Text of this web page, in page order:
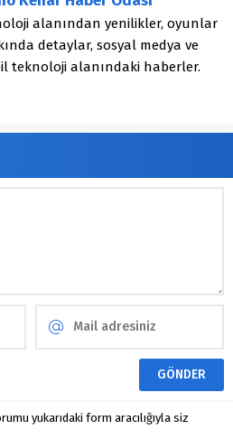
alanından yenilikler, oyunlar
detaylar, sosyal medya ve
teknoloji alanındaki haberler.
yukarıdaki form aracılığıyla siz